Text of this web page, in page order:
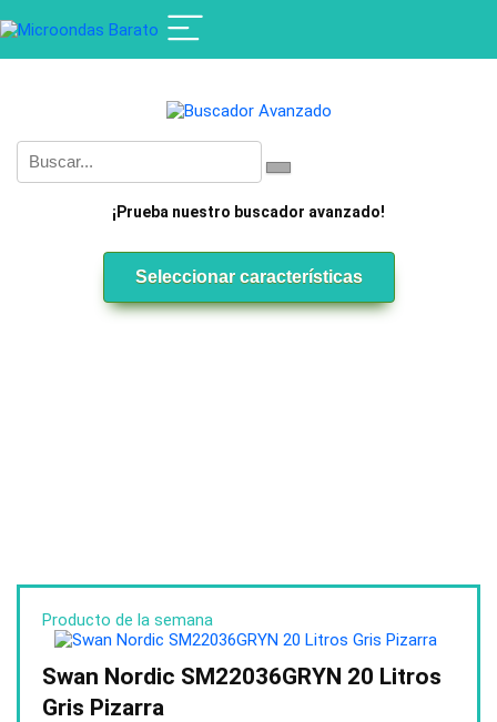
¡Prueba nuestro buscador avanzado!
Seleccionar características
Producto de la semana
Swan Nordic SM22036GRYN 20 Litros
Gris Pizarra